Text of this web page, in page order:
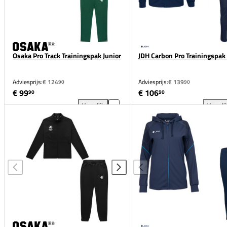
Osaka Pro Track Trainingspak Junior
Adviesprijs:€ 12490
€ 9990
Vergelijk
Osaka Pro Track Trainingspak Junior toevoegen
JDH Carbon Pro
Adviesprijs:€ 13990
€ 10690